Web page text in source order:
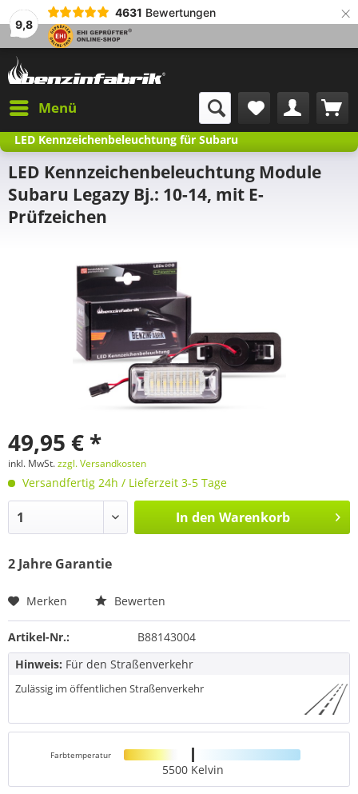
9,8
4631 Bewertungen ×
Menü
LED Kennzeichenbeleuchtung für Subaru
LED Kennzeichenbeleuchtung Module
Subaru Legazy Bj.: 10-14, mit E-
Prüfzeichen
49,95 € *
inkl. MwSt.zzgl. Versandkosten
Versandfertig 24h / Lieferzeit 3-5 Tage
In den Warenkorb
2 Jahre Garantie
Merken Bewerten
Artikel-Nr.:
B88143004
Hinweis: Für den Straßenverkehr
Zulässig im öffentlichen Straßenverkehr
Farbtemperatur
5500 Kelvin